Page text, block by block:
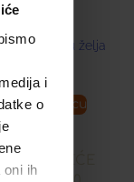
i
o
oni ih
Dodaj u listu želja
u košaricu